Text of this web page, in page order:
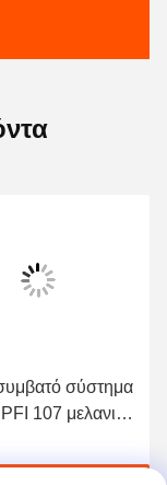
σύστημα
107 μελανιών
εκτυπωτές της